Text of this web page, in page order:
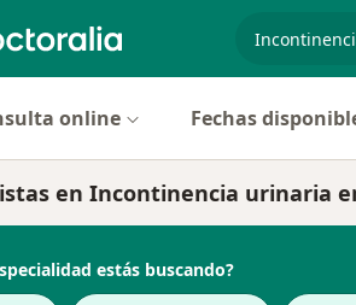
online Fechas
en Incontinencia urinaria
estás buscando?